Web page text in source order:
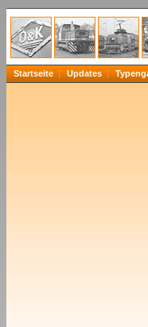
Startseite Updates